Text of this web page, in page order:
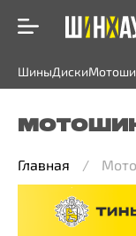
ШиныДиски
Главная